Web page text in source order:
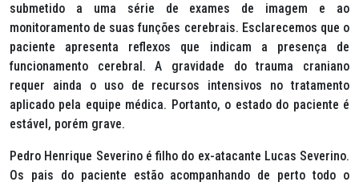
submetido a uma série de exames de imagem e ao
monitoramento de suas funções cerebrais. Esclarecemos que o
paciente apresenta reflexos que indicam a presença de
funcionamento cerebral. A gravidade do trauma craniano
requer ainda o uso de recursos intensivos no tratamento
aplicado pela equipe médica. Portanto, o estado do paciente é
estável, porém grave.
Pedro Henrique Severino é filho do ex-atacante Lucas Severino.
Os pais do paciente estão acompanhando de perto todo o